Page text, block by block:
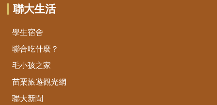
聯大生活
學生宿舍
聯合吃什麼？
毛小孩之家
苗栗旅遊觀光網
聯大新聞